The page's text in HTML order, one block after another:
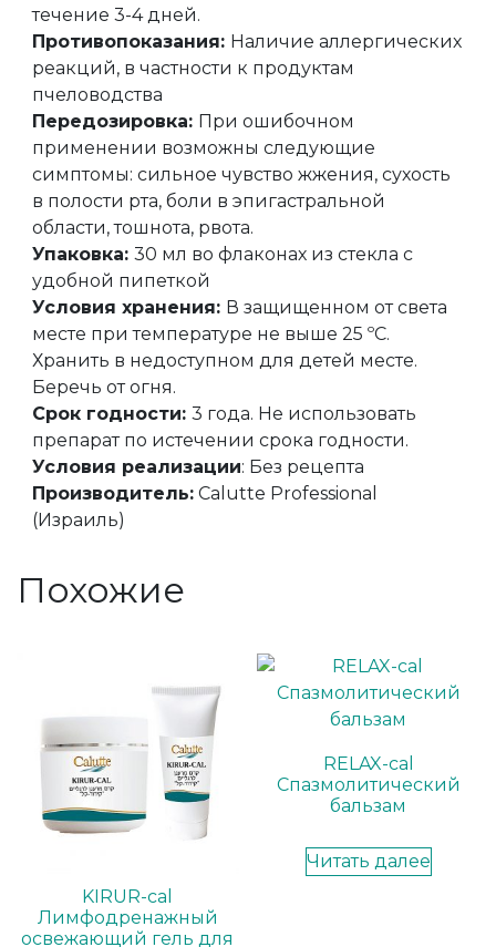
течение 3-4 дней.
Противопоказания: Наличие аллергических
реакций, в частности к продуктам
пчеловодства
Передозировка: При ошибочном
применении возможны следующие
симптомы: сильное чувство жжения, сухость
в полости рта, боли в эпигастральной
области, тошнота, рвота.
Упаковка: 30 мл во флаконах из стекла с
удобной пипеткой
Условия хранения: В защищенном от света
месте при температуре не выше 25 ºС.
Хранить в недоступном для детей месте.
Беречь от огня.
Срок годности: 3 года. Не использовать
препарат по истечении срока годности.
Условия реализации: Без рецепта
Производитель: Calutte Professional
(Израиль)
Похожие
KIRUR-cal
Лимфодренажный
освежающий гель для
RELAX-cal
Спазмолитический
бальзам
Читать далее